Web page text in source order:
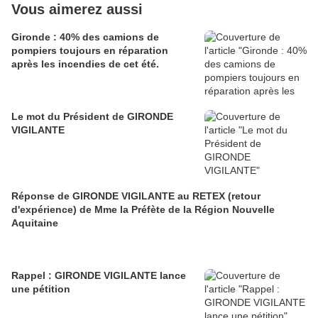
Vous aimerez aussi
Gironde : 40% des camions de
pompiers toujours en réparation
après les incendies de cet été.
Le mot du Président de GIRONDE
VIGILANTE
Réponse de GIRONDE VIGILANTE au RETEX (retour
d'expérience) de Mme la Préfète de la Région Nouvelle
Aquitaine
Rappel : GIRONDE VIGILANTE lance
une pétition